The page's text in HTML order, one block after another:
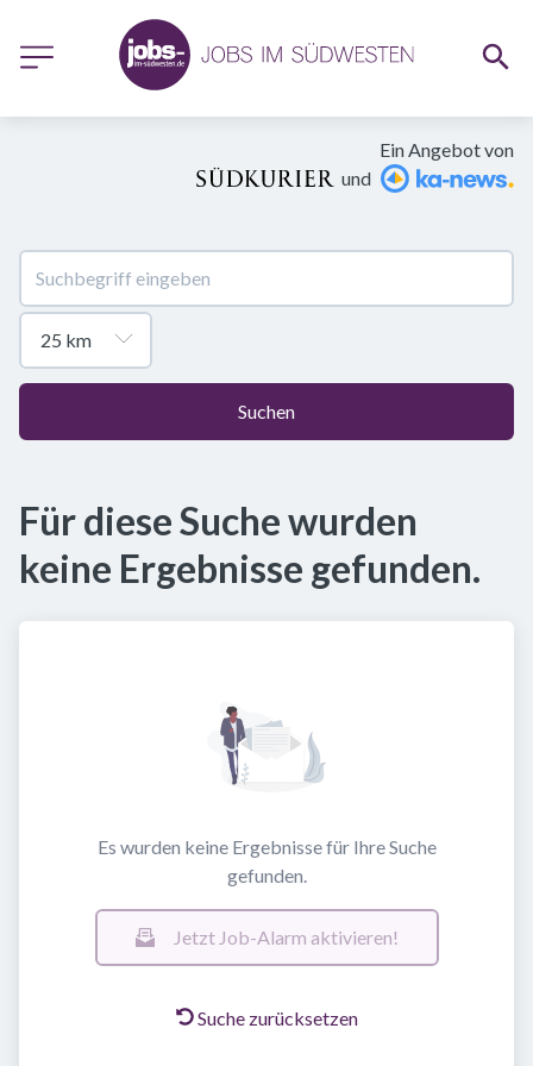
Ein Angebot von
und
Suchen
Für diese Suche wurden
keine Ergebnisse gefunden.
Es wurden keine Ergebnisse für Ihre Suche
gefunden.
Jetzt Job-Alarm aktivieren!
Suche zurücksetzen